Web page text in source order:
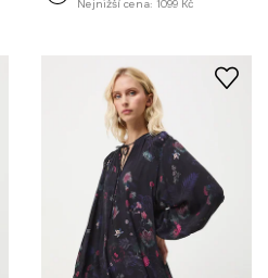
Nejnižší cena: 1099 Kč